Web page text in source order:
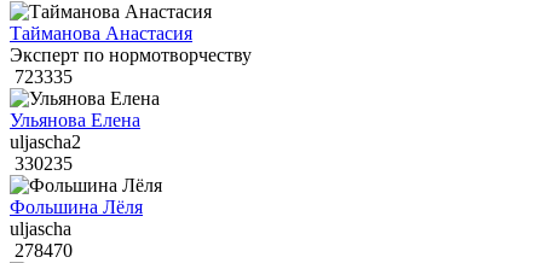
Тайманова Анастасия
Эксперт по нормотворчеству
723335
Ульянова Елена
uljascha2
330235
Фольшина Лёля
uljascha
278470